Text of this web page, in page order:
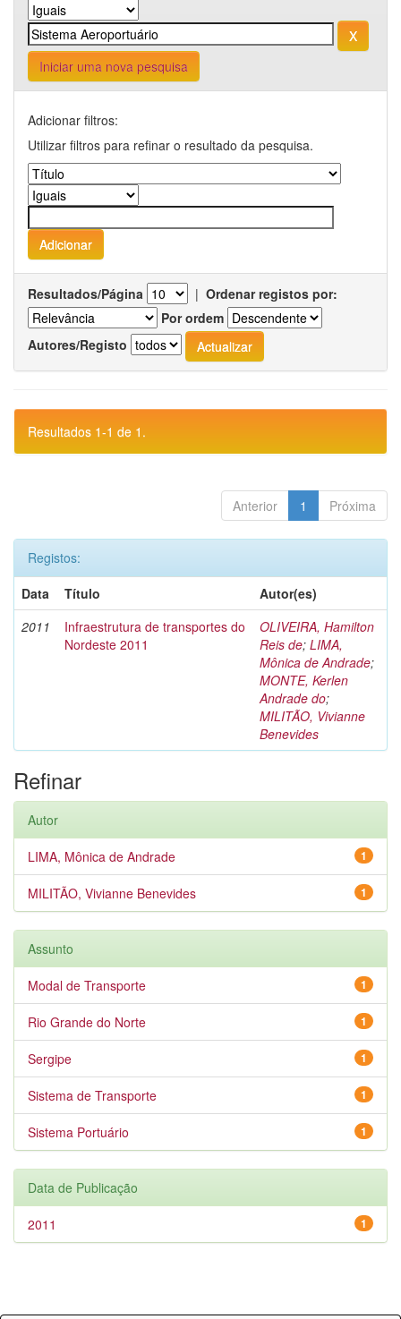
Iniciar uma nova pesquisa
Adicionar filtros:
Utilizar filtros para refinar o resultado da pesquisa.
Resultados/Página | Ordenar registos por:
Por ordem
Autores/Registo
Resultados 1-1 de 1.
Anterior 1 Próxima
Registos:
Data
Título
Autor(es)
2011
Infraestrutura de transportes do
Nordeste 2011
OLIVEIRA, Hamilton
Reis de; LIMA,
Mônica de Andrade;
MONTE, Kerlen
Andrade do;
MILITÃO, Vivianne
Benevides
Refinar
Autor
1
LIMA, Mônica de Andrade
1
MILITÃO, Vivianne Benevides
Assunto
1
Modal de Transporte
1
Rio Grande do Norte
1
Sergipe
1
Sistema de Transporte
1
Sistema Portuário
Data de Publicação
1
2011